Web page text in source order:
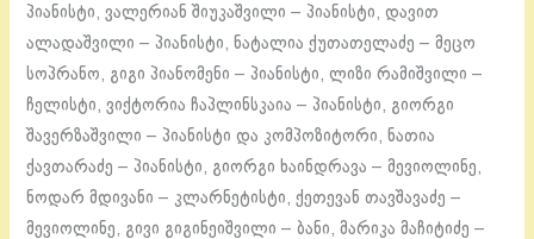
პიანისტი, ვალერიან შიუკაშვილი – პიანისტი, დავით
ალადაშვილი – პიანისტი, ნატალია ქუთათელაძე – მეცო
სოპრანო, გიგი პიანომენი – პიანისტი, ლიზი რამიშვილი –
ჩელისტი, ვიქტორია ჩაპლინსკაია – პიანისტი, გიორგი
შავერზაშვილი – პიანისტი და კომპოზიტორი, ნათია
ქავთარაძე – პიანისტი, გიორგი ხაინდრავა – მევიოლინე,
ნოდარ მდივანი – კლარნეტისტი, ქეთევან თავშავაძე –
მევიოლინე, გივი გიგინეიშვილი – ბანი, მარიკა მაჩიტიძე –